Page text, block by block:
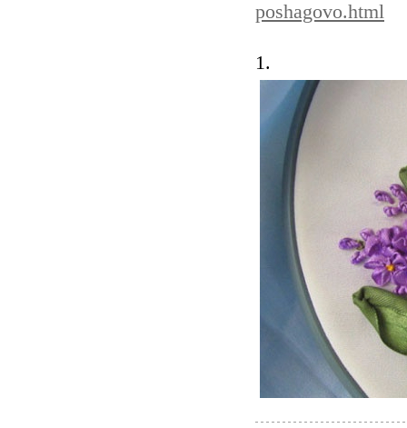
poshagovo.html
1.